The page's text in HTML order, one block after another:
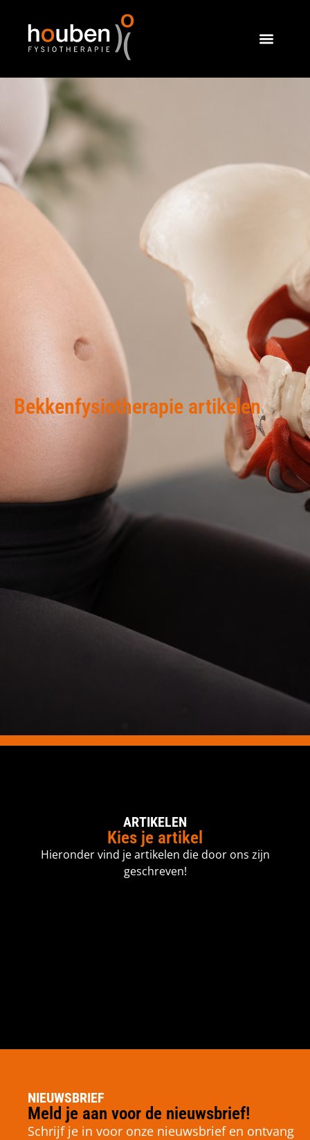
Bekkenfysiotherapie artikelen
ARTIKELEN
Kies je artikel
Hieronder vind je artikelen die door ons zijn
geschreven!
NIEUWSBRIEF
Meld je aan voor de nieuwsbrief!
Schrijf je in voor onze nieuwsbrief en ontvang